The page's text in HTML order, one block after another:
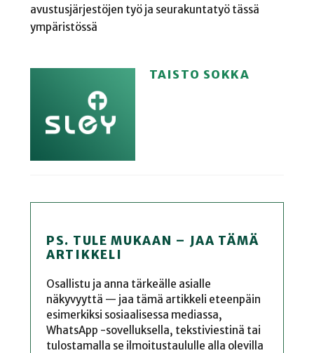
avustusjärjestöjen työ ja seurakuntatyö tässä
ympäristössä
TAISTO SOKKA
PS. TULE MUKAAN – JAA TÄMÄ
ARTIKKELI
Osallistu ja anna tärkeälle asialle
näkyvyyttä — jaa tämä artikkeli eteenpäin
esimerkiksi sosiaalisessa mediassa,
WhatsApp -sovelluksella, tekstiviestinä tai
tulostamalla se ilmoitustaululle alla olevilla